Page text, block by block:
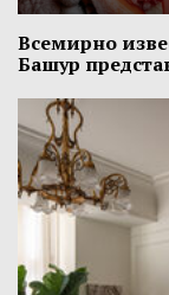
Всемирно
Башур